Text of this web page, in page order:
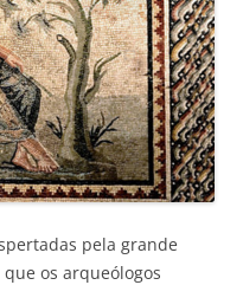
pela grande
os arqueólogos